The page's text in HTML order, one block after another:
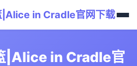
|Alice in Cradle官网下载
|Alice in Cradle官